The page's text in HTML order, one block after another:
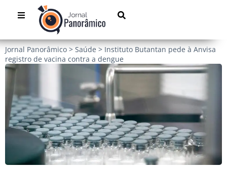
Jornal Panorâmico > Saúde > Instituto Butantan pede à Anvisa
registro de vacina contra a dengue